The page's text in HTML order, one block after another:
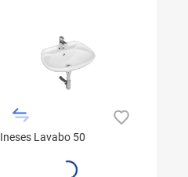
Ineses Lavabo 50